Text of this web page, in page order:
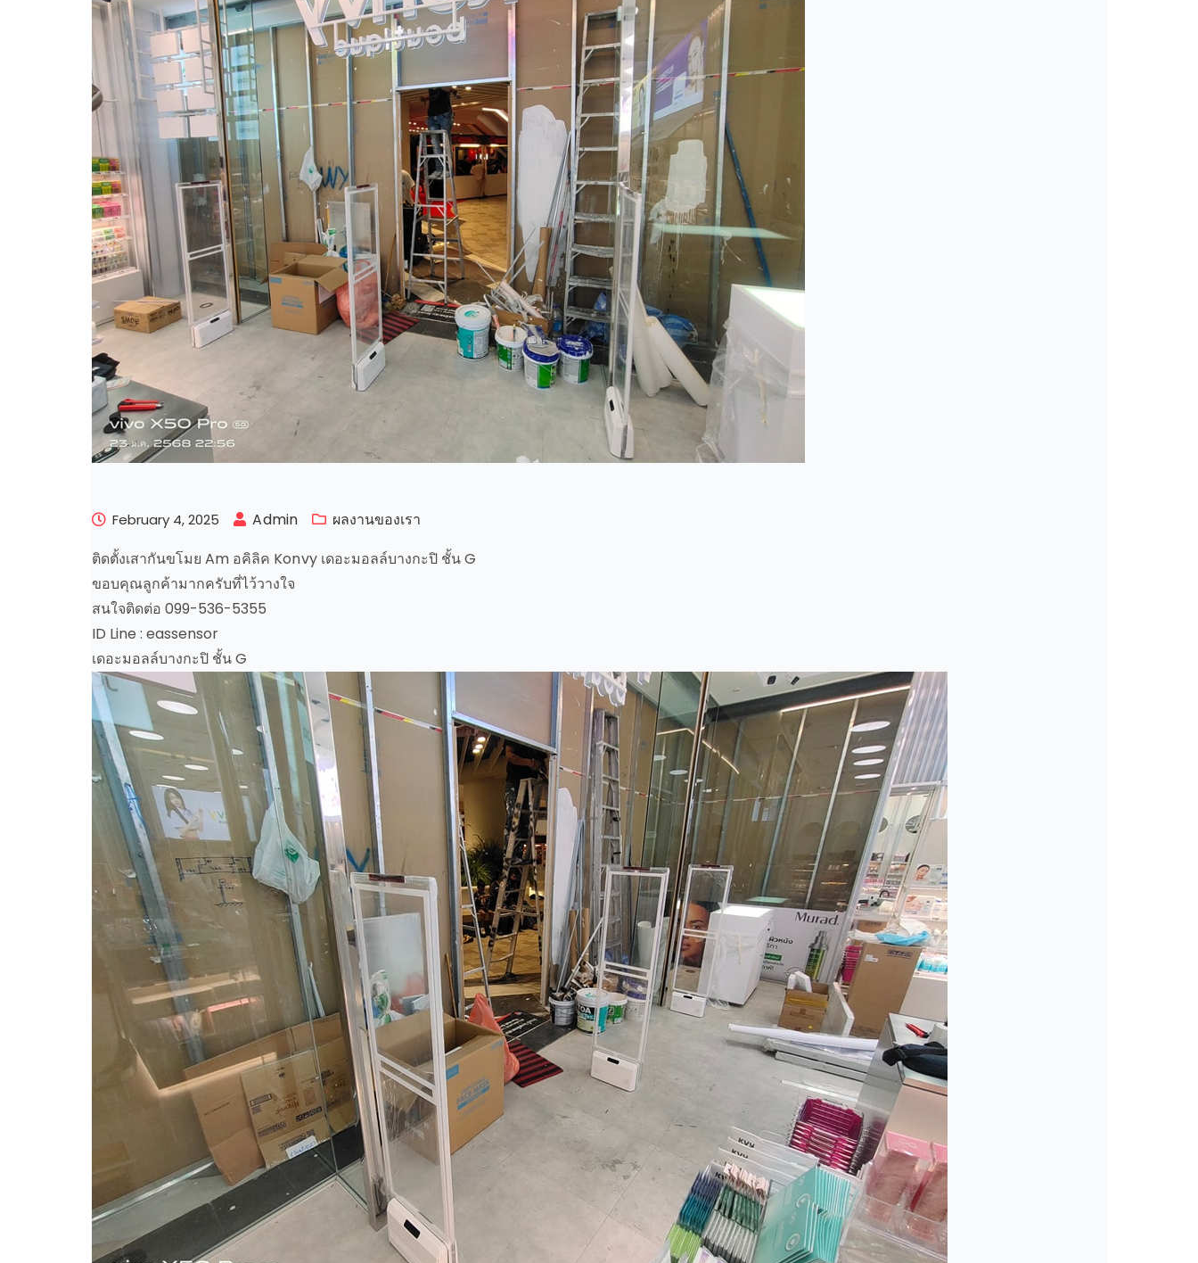
February 4, 2025 Admin
ผลงานของเรา
ติดตั้งเสากันขโมย Am อคิลิค Konvy เดอะมอลล์บางกะปิ ชั้น G
ขอบคุณลูกค้ามากครับที่ไว้วางใจ
สนใจติดต่อ 099-536-5355
ID Line : eassensor
เดอะมอลล์บางกะปิ ชั้น G